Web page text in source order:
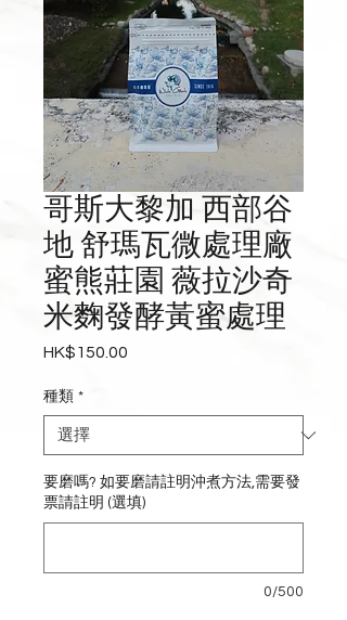
哥斯大黎加 西部谷
地 舒瑪瓦微處理廠
蜜熊莊園 薇拉沙奇
米麴發酵黃蜜處理
HK$150.00
種類 *
要磨嗎? 如要磨請註明沖煮方法,需要發
票請註明 (選填)
0/500